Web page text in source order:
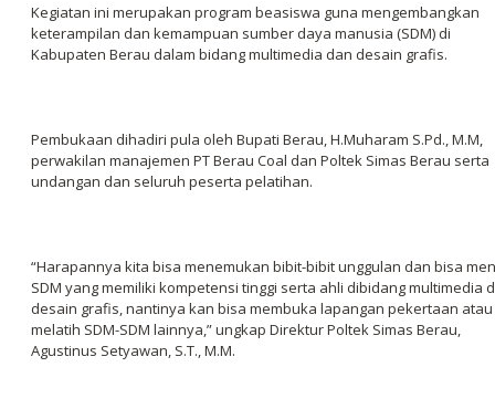
Kegiatan ini merupakan program beasiswa guna mengembangkan
keterampilan dan kemampuan sumber daya manusia (SDM) di
Kabupaten Berau dalam bidang multimedia dan desain grafis.
Pembukaan dihadiri pula oleh Bupati Berau, H.Muharam S.Pd., M.M,
perwakilan manajemen PT Berau Coal dan Poltek Simas Berau serta
undangan dan seluruh peserta pelatihan.
“Harapannya kita bisa menemukan bibit-bibit unggulan dan bisa
SDM yang memiliki kompetensi tinggi serta ahli dibidang multimedia
desain grafis, nantinya kan bisa membuka lapangan pekertaan atau
melatih SDM-SDM lainnya,” ungkap Direktur Poltek Simas Berau,
Agustinus Setyawan, S.T., M.M.